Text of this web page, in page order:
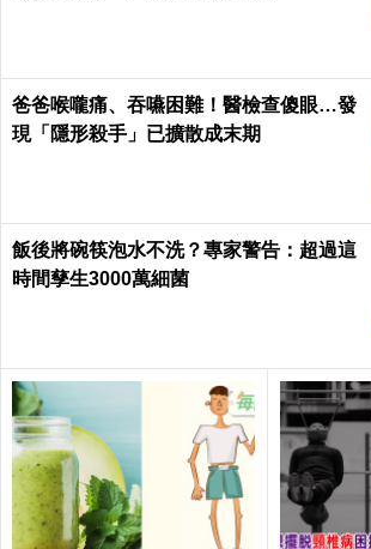
爸爸喉嚨痛、吞嚥困難！醫檢查傻眼…發
現「隱形殺手」已擴散成末期
飯後將碗筷泡水不洗？專家警告：超過這
時間孳生3000萬細菌